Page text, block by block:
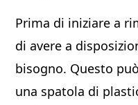
Prima di iniziare a
di avere a
bisogno. Questo
una spatola di